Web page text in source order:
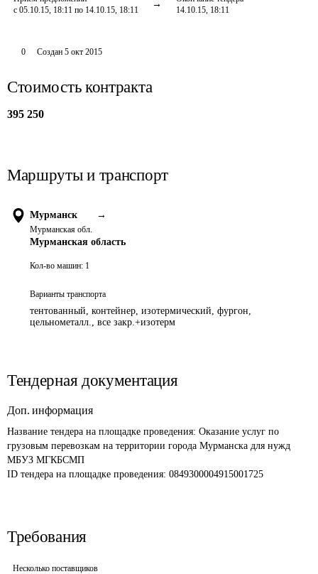
с 05.10.15, 18:11 по 14.10.15, 18:11
14.10.15, 18:11
0 Создан 5 окт 2015
Стоимость контракта
395 250
Маршруты и транспорт
Мурманск →
Мурманская обл.
Мурманская область
Кол-во машин: 1
Варианты транспорта
тентованный, контейнер, изотермический, фургон,
цельнометалл., все закр.+изотерм
Тендерная документация
Доп. информация
Название тендера на площадке проведения: Оказание услуг по
грузовым перевозкам на территории города Мурманска для нужд
МБУЗ МГКБСМП
ID тендера на площадке проведения: 0849300004915001725
Требования
Несколько поставщиков